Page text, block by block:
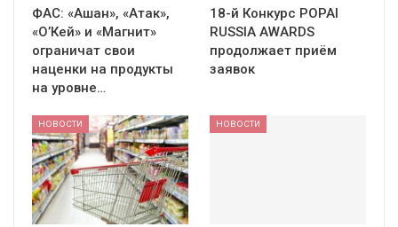
ФАС: «Ашан», «Атак»,
«О’Кей» и «Магнит»
ограничат свои
наценки на продукты
на уровне…
18-й Конкурс POPAI
RUSSIA AWARDS
продолжает приём
заявок
НОВОСТИ НОВОСТИ